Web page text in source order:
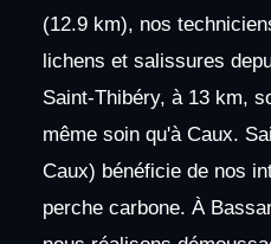
(12.9 km), nos
lichens et salissures
Saint-Thibéry, à 13 km,
même soin qu'à Caux.
Caux) bénéficie de nos
perche carbone. À